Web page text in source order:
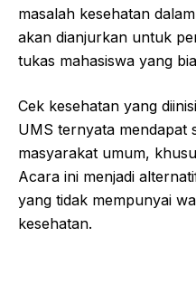
masalah kesehatan
akan dianjurkan untuk
tukas mahasiswa yang
Cek kesehatan yang
UMS ternyata mendapat
masyarakat umum,
Acara ini menjadi
yang tidak mempunyai
kesehatan.